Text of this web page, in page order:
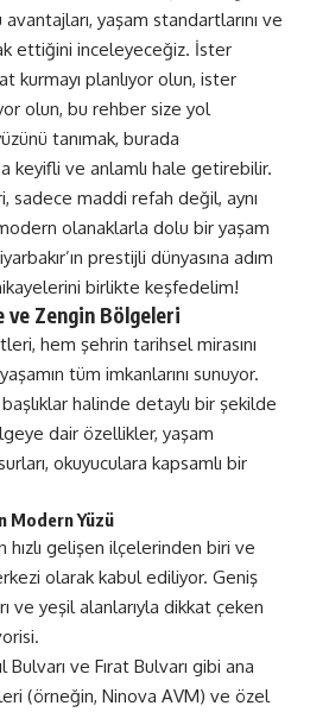
yaşam standartlarını ve
ettiğini inceleyeceğiz. İster
kurmayı planlıyor olun, ister
olun, bu rehber size yol
tanımak, burada
keyifli ve anlamlı hale getirebilir.
sadece maddi refah değil, aynı
olanaklarla dolu bir yaşam
prestijli dünyasına adım
birlikte keşfedelim!
ve Zengin Bölgeleri
hem şehrin tarihsel mirasını
tüm imkanlarını sunuyor.
halinde detaylı bir şekilde
dair özellikler, yaşam
okuyuculara kapsamlı bir
Modern Yüzü
hızlı gelişen ilçelerinden biri ve
olarak kabul ediliyor. Geniş
ve yeşil alanlarıyla dikkat çeken
Bulvarı ve Fırat Bulvarı gibi ana
(örneğin, Ninova AVM) ve özel